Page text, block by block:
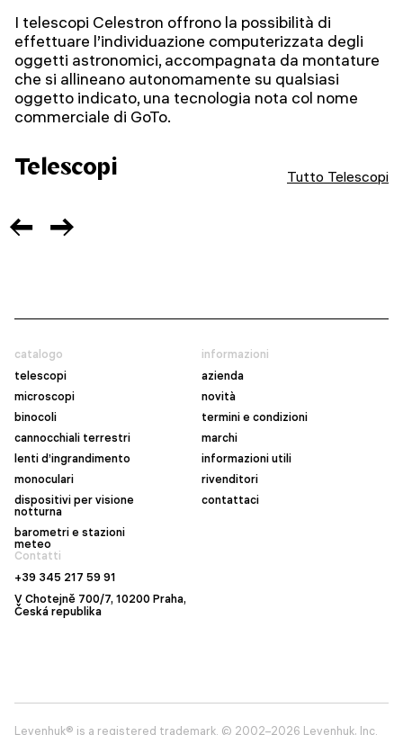
I telescopi Celestron offrono la possibilità di
effettuare l’individuazione computerizzata degli
oggetti astronomici, accompagnata da montature
che si allineano autonomamente su qualsiasi
oggetto indicato, una tecnologia nota col nome
commerciale di GoTo.
Telescopi Tutto Telescopi
catalogo
telescopi
microscopi
binocoli
cannocchiali terrestri
lenti d’ingrandimento
monoculari
dispositivi per visione
notturna
barometri e stazioni
meteo
informazioni
azienda
novità
termini e condizioni
marchi
informazioni utili
rivenditori
contattaci
Contatti
+39 345 217 59 91
V Chotejně 700/7, 10200 Praha,
Česká republika
Levenhuk® is a registered trademark. © 2002–2026 Levenhuk, Inc.